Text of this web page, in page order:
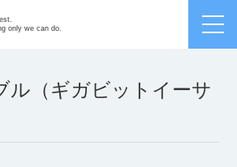
only we can do.
ル（ギガビットイーサ